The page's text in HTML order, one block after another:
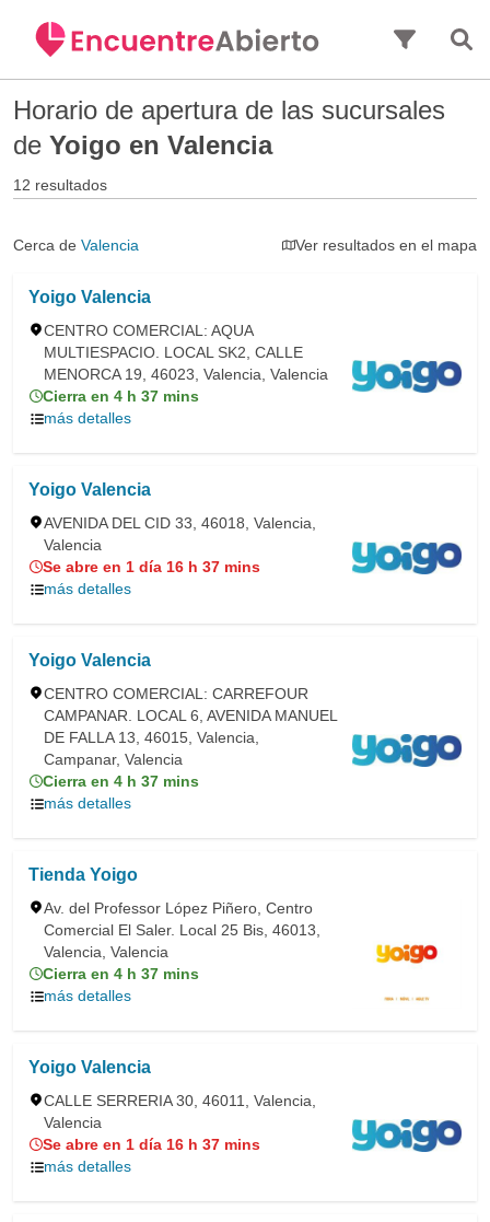
Horario de apertura de las sucursales
de Yoigo en Valencia
12 resultados
Cerca de Valencia Ver resultados en el mapa
Yoigo Valencia
CENTRO COMERCIAL: AQUA
MULTIESPACIO. LOCAL SK2, CALLE
MENORCA 19, 46023, Valencia, Valencia
Cierra en 4 h 37 mins
más detalles
Yoigo Valencia
AVENIDA DEL CID 33, 46018, Valencia,
Valencia
Se abre en 1 día 16 h 37 mins
más detalles
Yoigo Valencia
CENTRO COMERCIAL: CARREFOUR
CAMPANAR. LOCAL 6, AVENIDA MANUEL
DE FALLA 13, 46015, Valencia,
Campanar, Valencia
Cierra en 4 h 37 mins
más detalles
Tienda Yoigo
Av. del Professor López Piñero, Centro
Comercial El Saler. Local 25 Bis, 46013,
Valencia, Valencia
Cierra en 4 h 37 mins
más detalles
Yoigo Valencia
CALLE SERRERIA 30, 46011, Valencia,
Valencia
Se abre en 1 día 16 h 37 mins
más detalles